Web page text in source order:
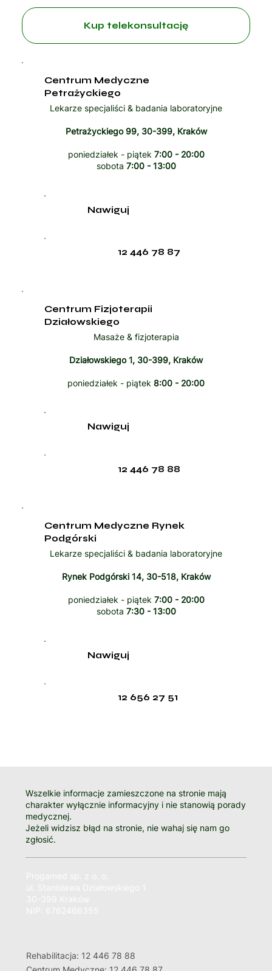
Kup telekonsultację
Centrum Medyczne
Petrażyckiego
Lekarze specjaliści & badania laboratoryjne
Petrażyckiego 99, 30-399, Kraków
poniedziałek - piątek 7:00 - 20:00
sobota 7:00 - 13:00
12 446 78 87
Nawiguj
Centrum Fizjoterapii
Działowskiego
Masaże & fizjoterapia
Działowskiego 1, 30-399, Kraków
poniedziałek - piątek 8:00 - 20:00
12 446 78 88
Nawiguj
Centrum Medyczne Rynek
Podgórski
Lekarze specjaliści & badania laboratoryjne
Rynek Podgórski 14, 30-518, Kraków
poniedziałek - piątek 7:00 - 20:00
sobota 7:30 - 13:00
12 656 27 51
Nawiguj
Wszelkie informacje zamieszczone na stronie mają
charakter wyłącznie informacyjny i nie stanowią porady
medycznej.
Jeżeli widzisz błąd na stronie, nie wahaj się nam go
zgłosić.
Rehabilitacja: 12 446 78 88